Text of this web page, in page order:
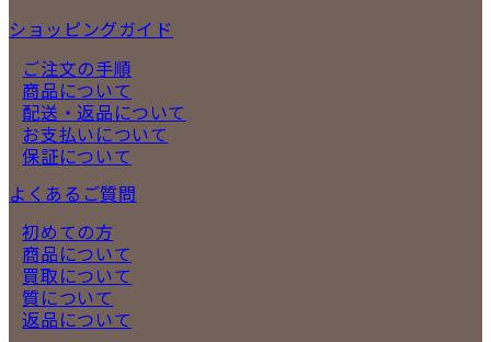
ショッピングガイド
ご注文の手順
商品について
配送・返品について
お支払いについて
保証について
よくあるご質問
初めての方
商品について
買取について
質について
返品について